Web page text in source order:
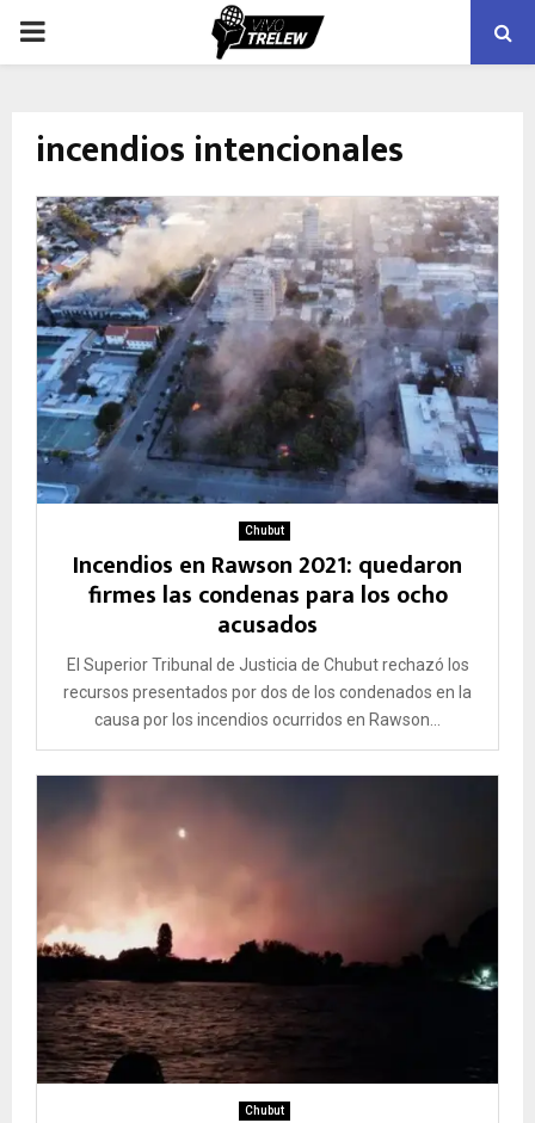
PRIMARY
incendios intencionales
Chubut
Incendios en Rawson 2021: quedaron
firmes las condenas para los ocho
acusados
El Superior Tribunal de Justicia de Chubut rechazó los
recursos presentados por dos de los condenados en la
causa por los incendios ocurridos en Rawson...
Chubut